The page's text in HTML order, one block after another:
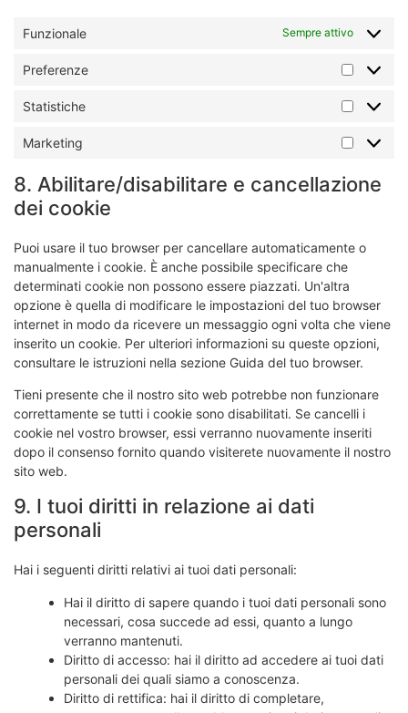
Funzionale Sempre attivo
Preferenze
Statistiche
Marketing
8. Abilitare/disabilitare e cancellazione
dei cookie
Puoi usare il tuo browser per cancellare automaticamente o
manualmente i cookie. È anche possibile specificare che
determinati cookie non possono essere piazzati. Un'altra
opzione è quella di modificare le impostazioni del tuo browser
internet in modo da ricevere un messaggio ogni volta che viene
inserito un cookie. Per ulteriori informazioni su queste opzioni,
consultare le istruzioni nella sezione Guida del tuo browser.
Tieni presente che il nostro sito web potrebbe non funzionare
correttamente se tutti i cookie sono disabilitati. Se cancelli i
cookie nel vostro browser, essi verranno nuovamente inseriti
dopo il consenso fornito quando visiterete nuovamente il nostro
sito web.
9. I tuoi diritti in relazione ai dati
personali
Hai i seguenti diritti relativi ai tuoi dati personali:
Hai il diritto di sapere quando i tuoi dati personali sono
necessari, cosa succede ad essi, quanto a lungo
verranno mantenuti.
Diritto di accesso: hai il diritto ad accedere ai tuoi dati
personali dei quali siamo a conoscenza.
Diritto di rettifica: hai il diritto di completare,